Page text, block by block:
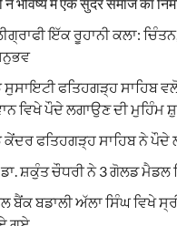
ਇੱਕ ਰੂਹਾਨੀ ਕਲਾ:
ਸੁਸਾਇਟੀ ਫਤਿਹਗੜ੍ਹ ਸਾਹਿਬ
ਵਿਖੇ ਪੌਦੇ ਲਗਾਉਣ ਦੀ ਮੁਹਿੰਮ
ਕੇਂਦਰ ਫਤਿਹਗੜ੍ਹ ਸਾਹਿਬ ਨੇ ਪੌਦੇ
ਸ਼ਕੁੰਤ ਚੌਧਰੀ ਨੇ 3 ਗੋਲਡ ਮੈਡਲ
ਬੈਂਕ ਬਡਾਲੀ ਅੱਲਾ ਸਿੰਘ ਵਿਖੇ